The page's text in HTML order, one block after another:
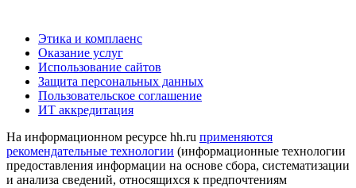
Этика и комплаенс
Оказание услуг
Использование сайтов
Защита персональных данных
Пользовательское соглашение
ИТ аккредитация
На информационном ресурсе hh.ru применяются
рекомендательные технологии (информационные технологии
предоставления информации на основе сбора, систематизации
и анализа сведений, относящихся к предпочтениям